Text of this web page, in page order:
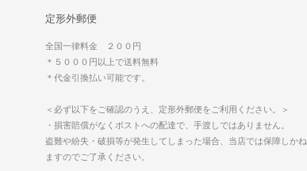
定形外郵便
全国一律料金 ２００円
＊５０００円以上で送料無料
＊代金引換払い可能です。
＜必ず以下をご確認のうえ、定形外郵便をご利用ください。＞
・損害賠償がなくポストへの配達で、手渡しではありません。
盗難や紛失・破損等が発生してしまった場合、当店では保障しかね
ますのでご了承ください。